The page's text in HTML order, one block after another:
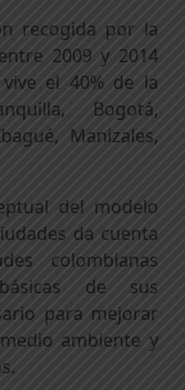
recogida por la
2009 y 2014
el 40% de la
Bogotá,
Manizales,
del modelo
da cuenta
colombianas
de sus
para mejorar
ambiente y